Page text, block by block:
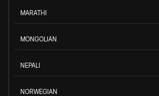
MARATHI
MONGOLIAN
NEPALI
NORWEGIAN